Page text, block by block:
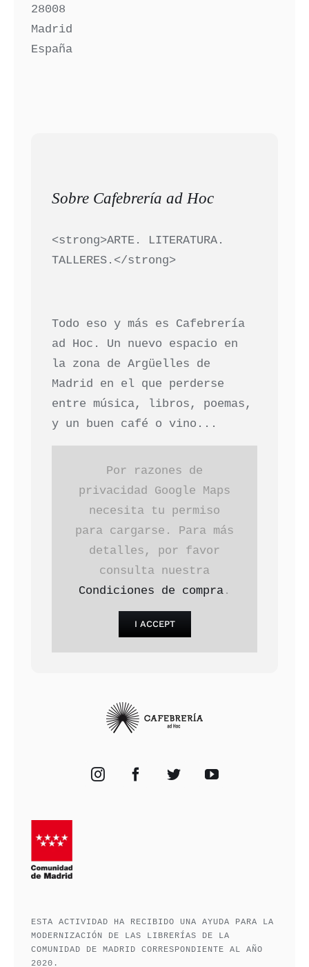
28008
Madrid
España
Sobre Cafebrería ad Hoc
<strong>ARTE. LITERATURA.
TALLERES.</strong>
Todo eso y más es Cafebrería
ad Hoc. Un nuevo espacio en
la zona de Argüelles de
Madrid en el que perderse
entre música, libros, poemas,
y un buen café o vino...
Por razones de
privacidad Google Maps
necesita tu permiso
para cargarse. Para más
detalles, por favor
consulta nuestra
Condiciones de compra .
I ACCEPT
ESTA ACTIVIDAD HA RECIBIDO UNA AYUDA PARA LA
MODERNIZACIÓN DE LAS LIBRERÍAS DE LA
COMUNIDAD DE MADRID CORRESPONDIENTE AL AÑO
2020.